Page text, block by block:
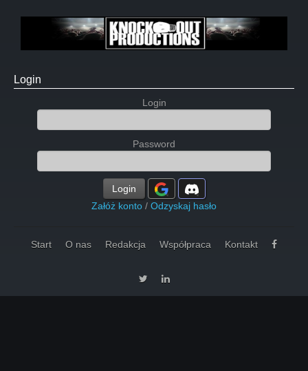
Login
Login
Password
Login
Załóż konto / Odzyskaj hasło
Start O nas Redakcja Współpraca Kontakt